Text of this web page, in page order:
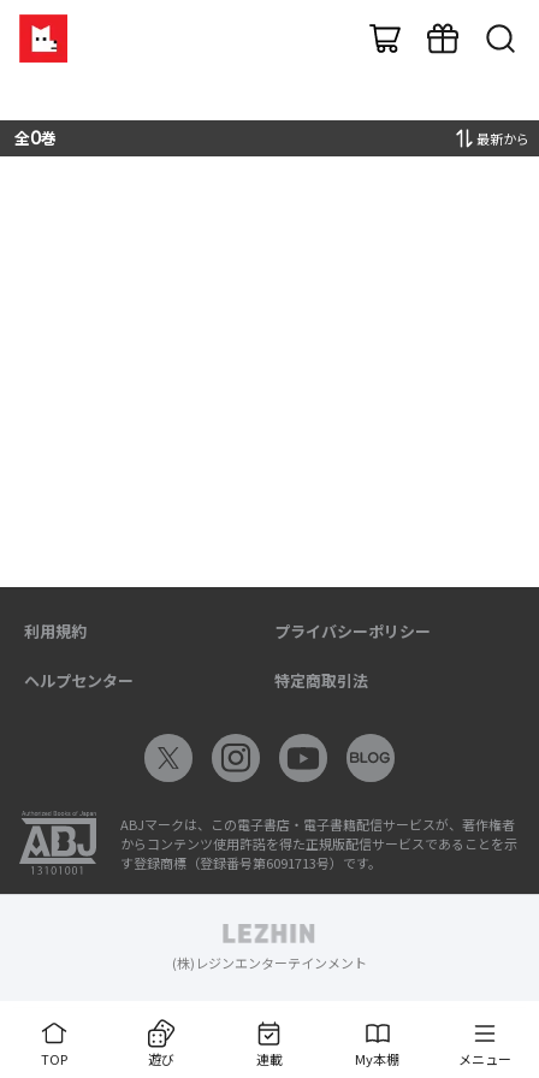
全0巻 最新から
TOP 遊び 連載 My本棚 メニュー
利用規約 プライバシーポリシー
ヘルプセンター 特定商取引法
ABJマークは、この電子書店・電子書籍配信サービスが、著作権者
からコンテンツ使用許諾を得た正規版配信サービスであることを示
す登録商標（登録番号第6091713号）です。
(株)レジンエンターテインメント